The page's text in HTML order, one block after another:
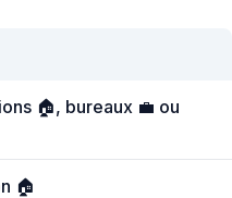
🏠, bureaux 💼 ou
🏠